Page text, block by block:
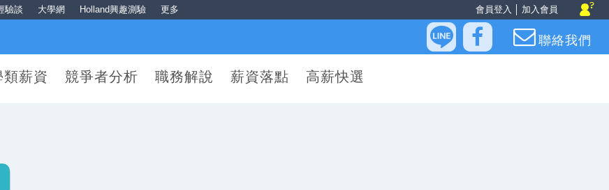
會員登入 加入會員
驗談 大學網 Holland興趣測驗 更多
聯絡我們
類薪資 競爭者分析 職務解說 薪資落點 高薪快選